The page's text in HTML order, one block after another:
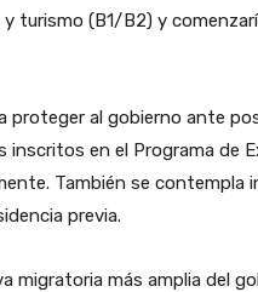
turismo (B1/B2) y
proteger al gobierno ante
en el Programa de
También se contempla
previa.
migratoria más amplia del